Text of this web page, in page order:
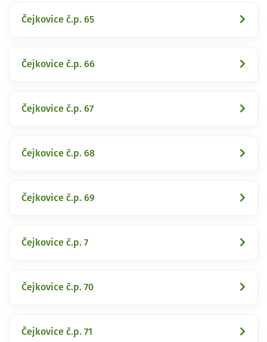
Čejkovice č.p. 65
Čejkovice č.p. 66
Čejkovice č.p. 67
Čejkovice č.p. 68
Čejkovice č.p. 69
Čejkovice č.p. 7
Čejkovice č.p. 70
Čejkovice č.p. 71